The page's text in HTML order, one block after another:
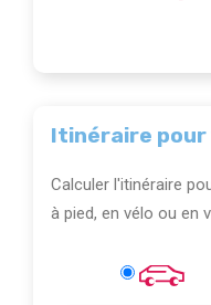
Itinéraire pour
Calculer l'itinéraire
à pied, en vélo ou en